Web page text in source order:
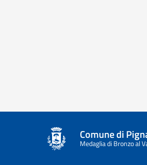
Comune di
Medaglia di Bronzo al